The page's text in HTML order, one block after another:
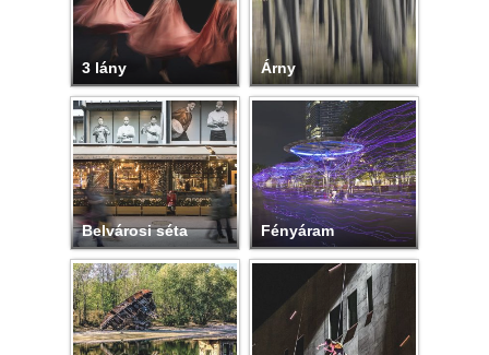
3 lány Árny
Belvárosi séta Fényáram